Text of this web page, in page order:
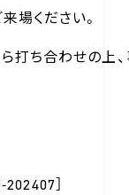
場ください。
打ち合わせの上
］